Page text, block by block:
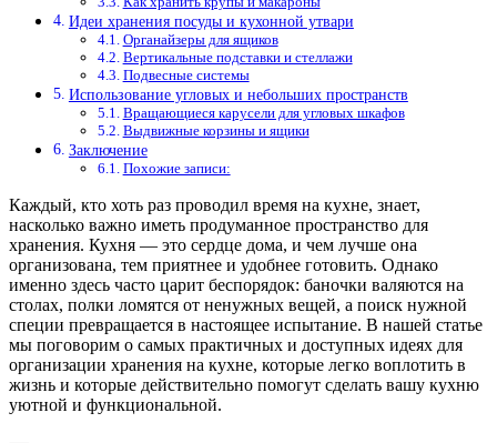
Идеи хранения посуды и кухонной утвари
Органайзеры для ящиков
Вертикальные подставки и стеллажи
Подвесные системы
Использование угловых и небольших пространств
Вращающиеся карусели для угловых шкафов
Выдвижные корзины и ящики
Заключение
Похожие записи:
Каждый, кто хоть раз проводил время на кухне, знает,
насколько важно иметь продуманное пространство для
хранения. Кухня — это сердце дома, и чем лучше она
организована, тем приятнее и удобнее готовить. Однако
именно здесь часто царит беспорядок: баночки валяются на
столах, полки ломятся от ненужных вещей, а поиск нужной
специи превращается в настоящее испытание. В нашей статье
мы поговорим о самых практичных и доступных идеях для
организации хранения на кухне, которые легко воплотить в
жизнь и которые действительно помогут сделать вашу кухню
уютной и функциональной.